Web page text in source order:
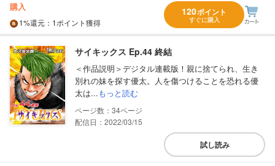
購入
1%還元 ：1ポイント獲得
120ポイント
すぐに購入
サイキックス Ep.44 終結
＜作品説明＞デジタル連載版！親に捨てられ、生き
別れの妹を探す優太。人を傷つけることを恐れる優
太は...もっと読む
34
配信日：2022/03/15
試し読み